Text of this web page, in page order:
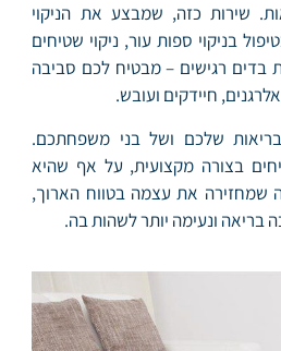
שירות כזה, שמבצע את הניקוי
בניקוי ספות עור, ניקוי שטיחים
בדים רגישים – מבטיח לכם סביבה
חיידקים ועובש.
שלכם ושל בני משפחתכם.
בצורה מקצועית, על אף שהיא
שמחזירה את עצמה בטווח הארוך,
בריאה ונעימה יותר לשהות בה.